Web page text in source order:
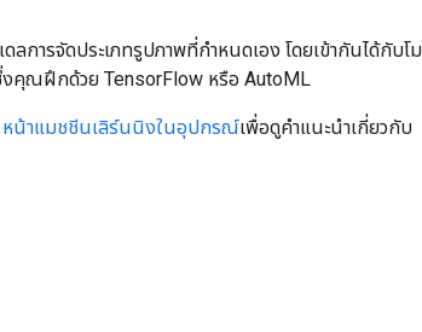
ลการจัดประเภทรูปภาพที่กำหนดเอง โดยเข้ากันได้กับโ
งคุณฝึกด้วย TensorFlow หรือ AutoML
หน้าแมชชีนเลิร์นนิงในอุปกรณ์เพื่อดูคำแนะนำเกี่ยวกับ